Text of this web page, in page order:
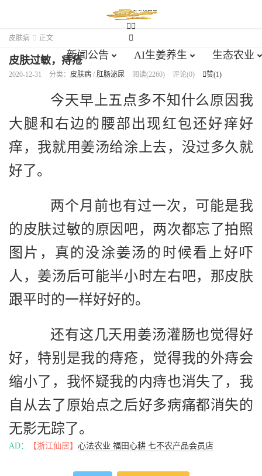
 

新闻公告 AI生姜养生 生态农业
皮肤病  正文
皮肤过敏，痔疮
2020-12-31 分类： 皮肤病 / 肛肠泌尿 阅读(2260) 评论(0) 赞(1)
今天早上五点多不知什么原因我
大腿和右边的腰部出现红包还好痒好
痒，我就用姜汤给涂上去，没过多久就
好了。
两个月前也有过一次，可能是我
的皮肤过敏的原因吧，两次都忘了拍照
图片，真的没涂姜汤的时候看上好吓
人，姜汤后可能半小时左右吧，那皮肤
跟平时的一样好好的。
还有这几天用姜汤灌肠也觉得好
好，特别是我的痔疮，觉得我的外痔会
缩小了，我怀疑我的内痔也消失了，我
自从去了原始点之后好多病痛都消失的
无影无踪了。
AD： 【浙江仙居】 心法农业 福田心耕 七不农产品会员店